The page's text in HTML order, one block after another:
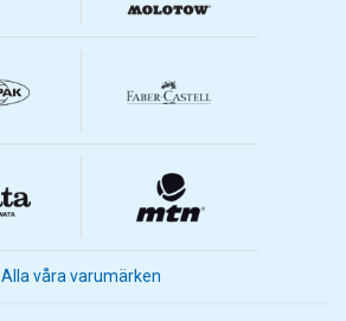
Alla våra varumärken